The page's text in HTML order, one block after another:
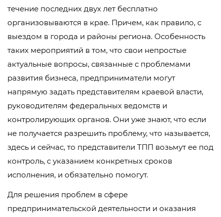
течение последних двух лет бесплатно
организовываются в крае. Причем, как правило, с
выездом в города и районы региона. Особенность
таких мероприятий в том, что свои непростые
актуальные вопросы, связанные с проблемами
развития бизнеса, предприниматели могут
напрямую задать представителям краевой власти,
руководителям федеральных ведомств и
контролирующих органов. Они уже знают, что если
не получается разрешить проблему, что называется,
здесь и сейчас, то представители ТПП возьмут ее под
контроль, с указанием конкретных сроков
исполнения, и обязательно помогут.
Для решения проблем в сфере
предпринимательской деятельности и оказания